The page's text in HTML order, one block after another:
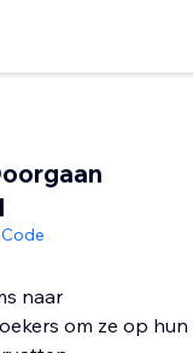
naar
om ze op hun